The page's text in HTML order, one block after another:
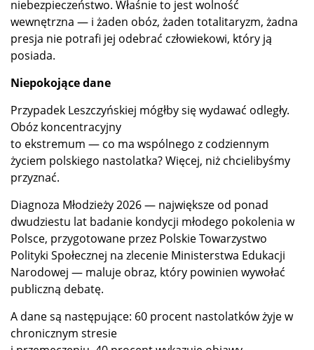
niebezpieczeństwo. Właśnie to jest wolność
wewnętrzna — i żaden obóz, żaden totalitaryzm, żadna
presja nie potrafi jej odebrać człowiekowi, który ją
posiada.
Niepokojące dane
Przypadek Leszczyńskiej mógłby się wydawać odległy.
Obóz koncentracyjny
to ekstremum — co ma wspólnego z codziennym
życiem polskiego nastolatka? Więcej, niż chcielibyśmy
przyznać.
Diagnoza Młodzieży 2026 — największe od ponad
dwudziestu lat badanie kondycji młodego pokolenia w
Polsce, przygotowane przez Polskie Towarzystwo
Polityki Społecznej na zlecenie Ministerstwa Edukacji
Narodowej — maluje obraz, który powinien wywołać
publiczną debatę.
A dane są następujące: 60 procent nastolatków żyje w
chronicznym stresie